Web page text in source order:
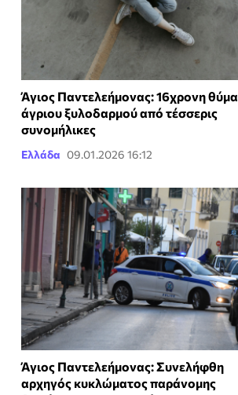
Άγιος Παντελεήμονας: 16χρονη θύμα
άγριου ξυλοδαρμού από τέσσερις
συνομήλικες
Ελλάδα 09.01.2026 16:12
Άγιος Παντελεήμονας: Συνελήφθη
αρχηγός κυκλώματος παράνομης